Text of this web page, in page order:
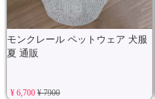
モンクレール ペットウェア 犬服
夏 通販
¥ 6,700¥ 7900